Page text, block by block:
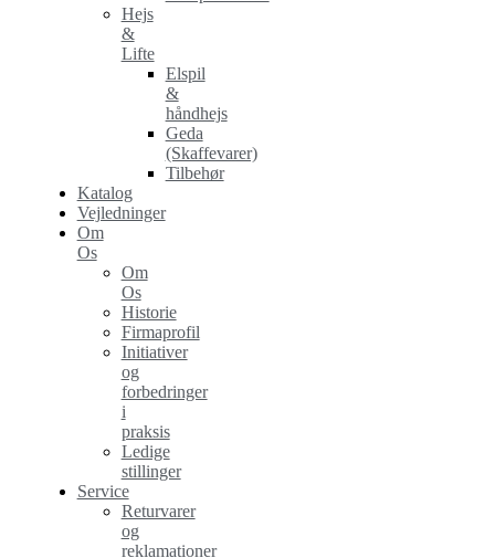
Hejs
&
Lifte
Elspil
&
håndhejs
Geda
(Skaffevarer)
Tilbehør
Katalog
Vejledninger
Om
Os
Om
Os
Historie
Firmaprofil
Initiativer
og
forbedringer
i
praksis
Ledige
stillinger
Service
Returvarer
og
reklamationer